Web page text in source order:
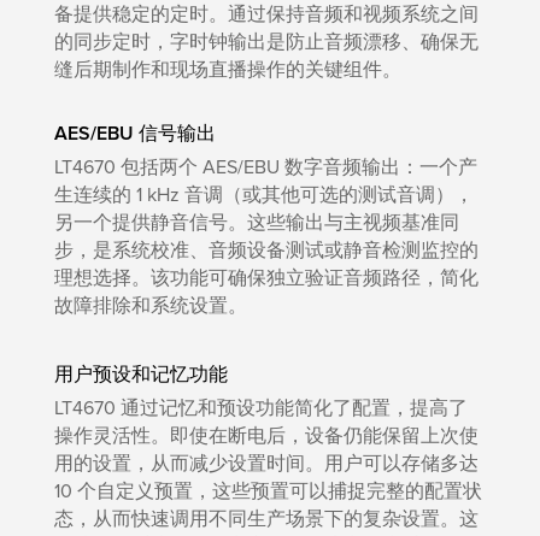
备提供稳定的定时。通过保持音频和视频系统之间
的同步定时，字时钟输出是防止音频漂移、确保无
缝后期制作和现场直播操作的关键组件。
AES/EBU 信号输出
LT4670 包括两个 AES/EBU 数字音频输出：一个产
生连续的 1 kHz 音调（或其他可选的测试音调），
另一个提供静音信号。这些输出与主视频基准同
步，是系统校准、音频设备测试或静音检测监控的
理想选择。该功能可确保独立验证音频路径，简化
故障排除和系统设置。
用户预设和记忆功能
LT4670 通过记忆和预设功能简化了配置，提高了
操作灵活性。即使在断电后，设备仍能保留上次使
用的设置，从而减少设置时间。用户可以存储多达
10 个自定义预置，这些预置可以捕捉完整的配置状
态，从而快速调用不同生产场景下的复杂设置。这